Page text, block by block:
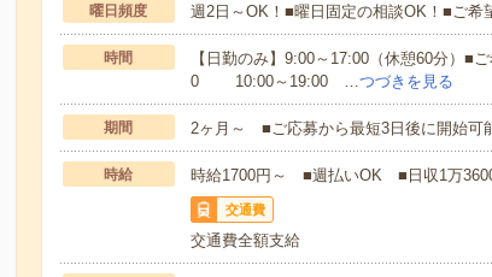
曜日頻度 週2日～OK！■曜日固定の相談OK！■ご希
時間
【日勤のみ】9:00～17:00（休憩60分）■
0 10:00～19:00 …つづきを見る
期間 2ヶ月～ ■ご応募から最短3日後に開始可
時給 時給1700円～ ■週払いOK ■日収1万
交通費
交通費全額支給